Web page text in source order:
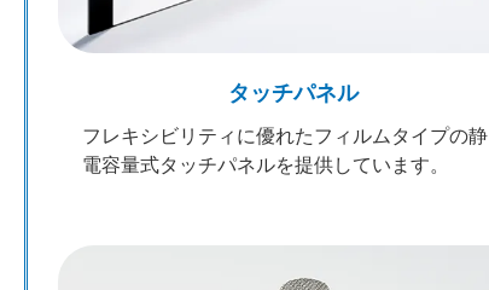
タッチパネル
フレキシビリティに優れたフィルムタイプの静
電容量式タッチパネルを提供しています。